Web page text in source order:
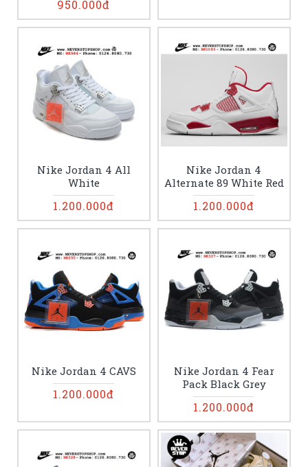
950.000đ
Nike Jordan 4 All
White
1.200.000đ
Nike Jordan 4
Alternate 89 White Red
1.200.000đ
Nike Jordan 4 CAVS
1.200.000đ
Nike Jordan 4 Fear
Pack Black Grey
1.200.000đ